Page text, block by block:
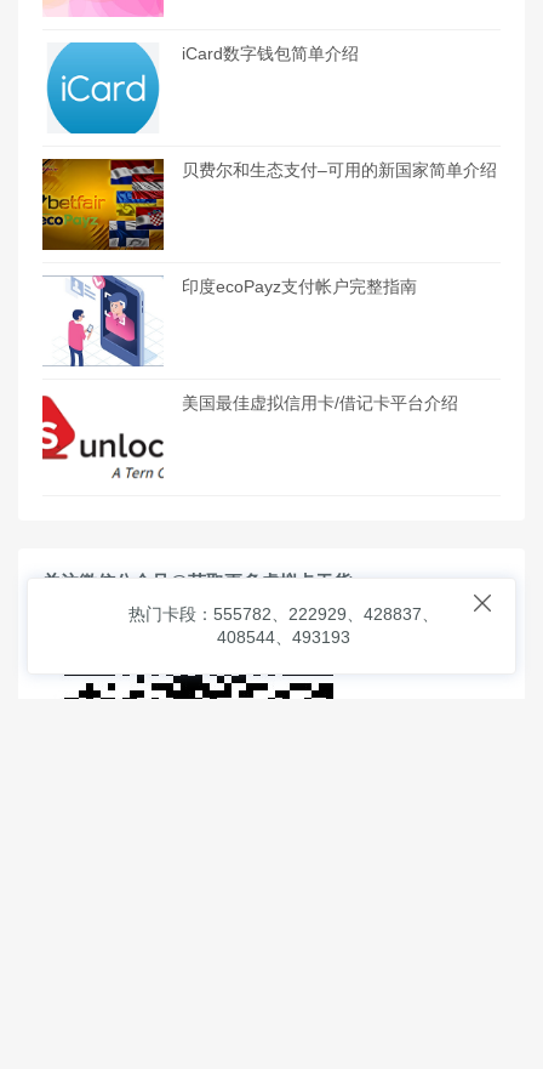
iCard数字钱包简单介绍
贝费尔和生态支付–可用的新国家简单介绍
印度ecoPayz支付帐户完整指南
美国最佳虚拟信用卡/借记卡平台介绍
关注微信公众号@获取更多虚拟卡干货

热门卡段：555782、222929、428837、
408544、493193